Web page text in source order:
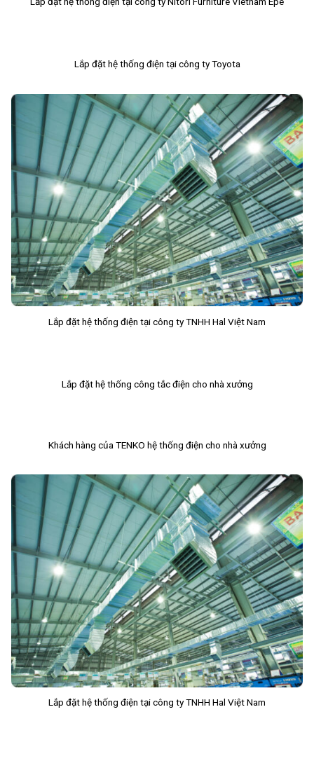
Lắp đặt hệ thống điện tại công ty Toyota
Lắp đặt hệ thống điện tại công ty TNHH Hal Việt Nam
Lắp đặt hệ thống công tắc điện cho nhà xưởng
Khách hàng của TENKO hệ thống điện cho nhà xưởng
Lắp đặt hệ thống điện tại công ty TNHH Hal Việt Nam